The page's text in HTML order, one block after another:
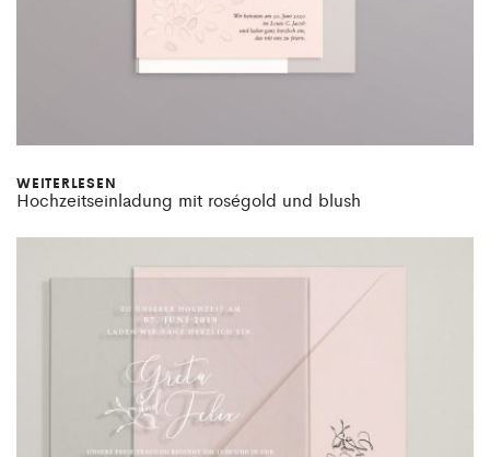
WEITERLESEN
Hochzeitseinladung mit roségold und blush